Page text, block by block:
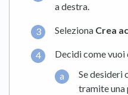
a destra.
Seleziona Crea
Decidi come
Se desideri
tramite